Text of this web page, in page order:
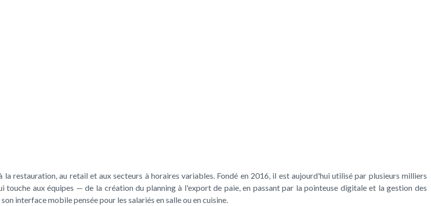
restauration, au retail et aux secteurs à horaires variables. Fondé en 2016, il est aujourd'hui utilisé par plusieurs milliers
aux équipes — de la création du planning à l'export de paie, en passant par la pointeuse digitale et la gestion des
interface mobile pensée pour les salariés en salle ou en cuisine.